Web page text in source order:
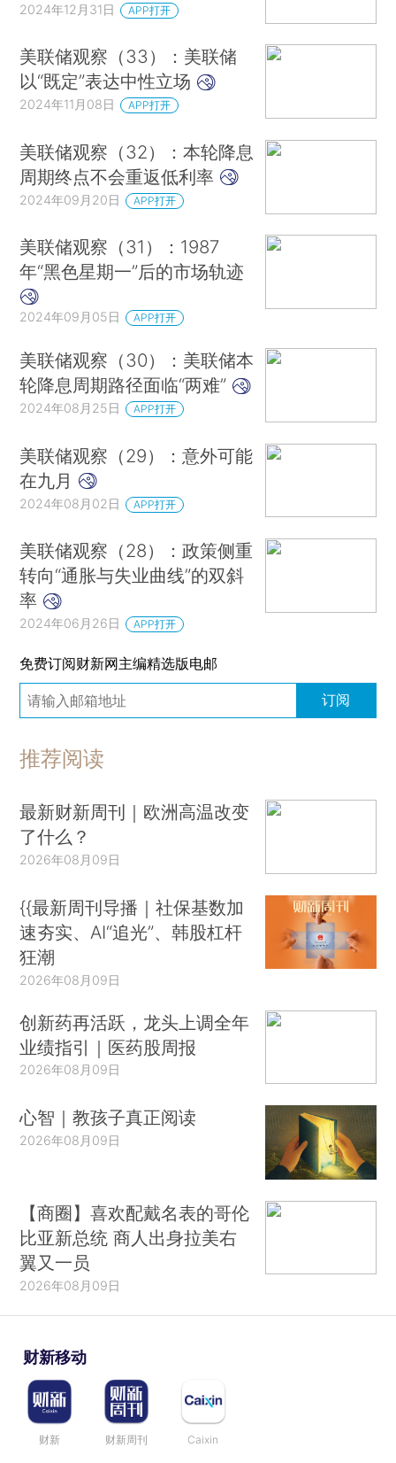
2024年12月31日 APP打开
美联储观察（33）：美联储
以“既定”表达中性立场
2024年11月08日 APP打开
美联储观察（32）：本轮降息
周期终点不会重返低利率
2024年09月20日 APP打开
美联储观察（31）：1987
年“黑色星期一”后的市场轨迹
2024年09月05日 APP打开
美联储观察（30）：美联储本
轮降息周期路径面临“两难”
2024年08月25日 APP打开
美联储观察（29）：意外可能
在九月
2024年08月02日 APP打开
美联储观察（28）：政策侧重
转向“通胀与失业曲线”的双斜
率
2024年06月26日 APP打开
免费订阅财新网主编精选版电邮
订阅
推荐阅读
最新财新周刊｜欧洲高温改变
了什么？
2026年08月09日
{{最新周刊导播｜社保基数加
速夯实、AI“追光”、韩股杠杆
狂潮
2026年08月09日
创新药再活跃，龙头上调全年
业绩指引｜医药股周报
2026年08月09日
心智｜教孩子真正阅读
2026年08月09日
【商圈】喜欢配戴名表的哥伦
比亚新总统 商人出身拉美右
翼又一员
2026年08月09日
财新移动
财新 财新周刊 Caixin